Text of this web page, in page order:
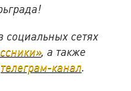
социальных сетях
, а также
телеграм-канал.